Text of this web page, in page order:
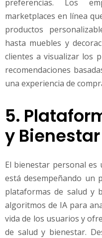
preferencias. Los
marketplaces en línea
productos
hasta muebles y
clientes a visualizar los
recomendaciones
una experiencia de
5.
y
El bienestar personal es
está desempeñando un
plataformas de salud y
algoritmos de IA para
vida de los usuarios y
de salud y bienestar.